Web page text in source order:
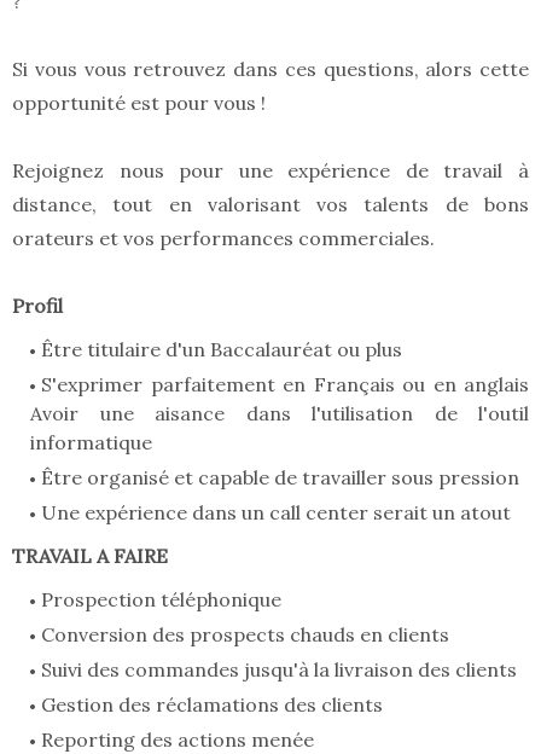
Si vous vous retrouvez dans ces questions, alors cette
opportunité est pour vous !
Rejoignez nous pour une expérience de travail à
distance, tout en valorisant vos talents de bons
orateurs et vos performances commerciales.
Profil
Être titulaire d'un Baccalauréat ou plus
S'exprimer parfaitement en Français ou en anglais
Avoir une aisance dans l'utilisation de l'outil
informatique
Être organisé et capable de travailler sous pression
Une expérience dans un call center serait un atout
TRAVAIL A FAIRE
Prospection téléphonique
Conversion des prospects chauds en clients
Suivi des commandes jusqu'à la livraison des clients
Gestion des réclamations des clients
Reporting des actions menée